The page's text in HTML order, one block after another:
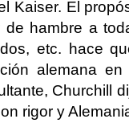
Kaiser. El
de hambre a
etc. hace
alemana
Churchill
rigor y